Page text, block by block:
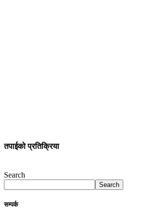
तपाईको प्रतिक्रिया
Search
Search
सम्पर्क